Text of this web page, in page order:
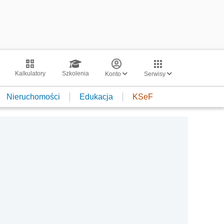
Kalkulatory Szkolenia Konto Serwisy
Nieruchomości Edukacja KSeF